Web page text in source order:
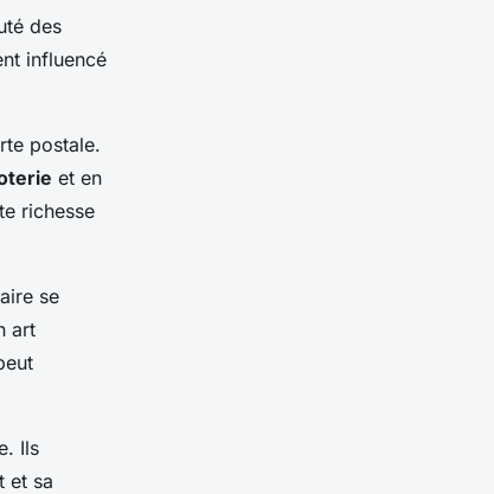
des
influencé
postale.
et en
richesse
se
art
Ils
et sa